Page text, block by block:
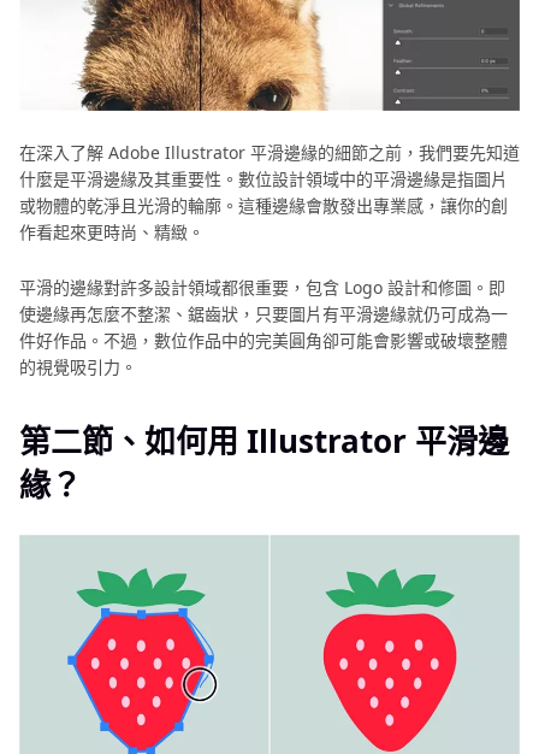
其
它
趣
圖
像
製
指
南
在深入了解 Adobe Illustrator 平滑邊緣的細節之前，我們要先知道
什麼是平滑邊緣及其重要性。數位設計領域中的平滑邊緣是指圖片
或物體的乾淨且光滑的輪廓。這種邊緣會散發出專業感，讓你的創
作看起來更時尚、精緻。
平滑的邊緣對許多設計領域都很重要，包含 Logo 設計和修圖。即
使邊緣再怎麼不整潔、鋸齒狀，只要圖片有平滑邊緣就仍可成為一
件好作品。不過，數位作品中的完美圓角卻可能會影響或破壞整體
的視覺吸引力。
第二節、如何用 Illustrator 平滑邊
緣？